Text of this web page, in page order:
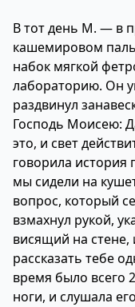
В тот день М. — в
кашемировом
набок мягкой
лабораторию. Он
раздвинул
Господь Моисею:
это, и свет
говорила история
мы сидели на
вопрос, который
взмахнул рукой,
висящий на стене,
рассказать тебе
время было всего
ноги, и слушала